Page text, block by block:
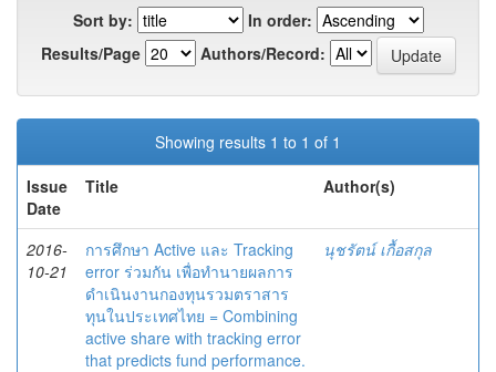
Sort by:
In order:
Results/Page
Authors/Record:
Showing results 1 to 1 of 1
Issue
Date
Title Author(s)
2016-
10-21
การศึกษา Active และ Tracking
error ร่วมกัน เพื่อทำนายผลการ
ดำเนินงานกองทุนรวมตราสาร
ทุนในประเทศไทย = Combining
active share with tracking error
that predicts fund performance.
นุชรัตน์ เกื้อสกุล